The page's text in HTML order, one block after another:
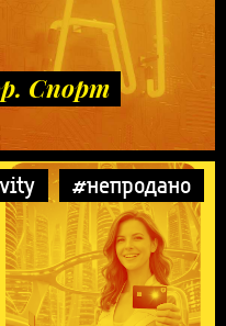
Спорт
#непродано